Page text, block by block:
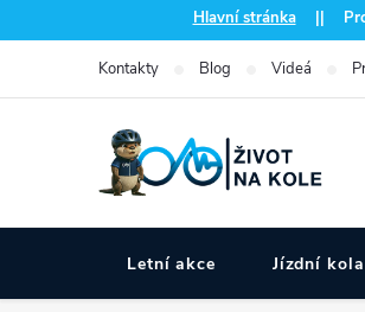
na
Hlavní stránka||
Kontakty Blog Videá
Letní akce Jízdní kola